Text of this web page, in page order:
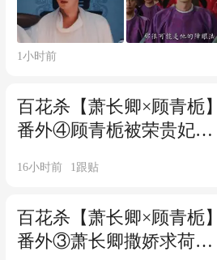
1小时前
百花杀【萧长卿×顾青栀】
番外④顾青栀被荣贵妃刁
16小时前 1跟贴
百花杀【萧长卿×顾青栀】
番外③萧长卿撒娇求荷